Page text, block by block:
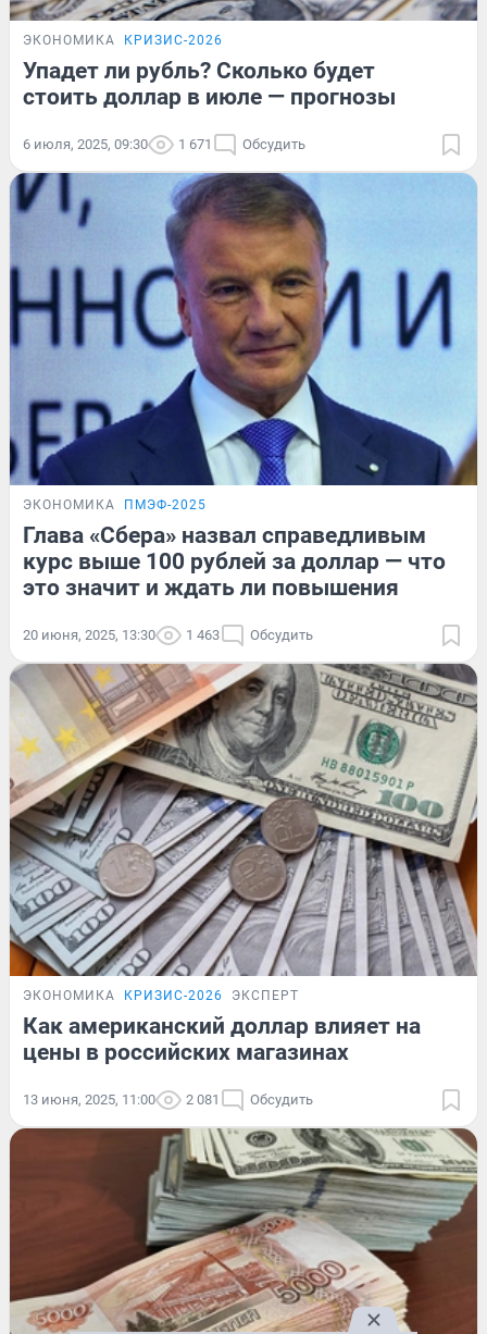
ЭКОНОМИКА КРИЗИС-2026
Упадет ли рубль? Сколько будет
стоить доллар в июле — прогнозы
6 июля, 2025, 09:30 1 671 Обсудить
ЭКОНОМИКА ПМЭФ-2025
Глава «Сбера» назвал справедливым
курс выше 100 рублей за доллар — что
это значит и ждать ли повышения
20 июня, 2025, 13:30 1 463 Обсудить
ЭКОНОМИКА КРИЗИС-2026 ЭКСПЕРТ
Как американский доллар влияет на
цены в российских магазинах
13 июня, 2025, 11:00 2 081 Обсудить